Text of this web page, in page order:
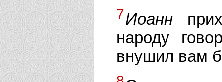
7Иоанн
народу
внушил вам